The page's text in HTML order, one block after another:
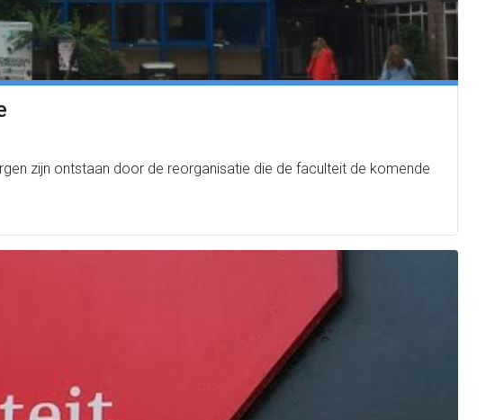
zijn ontstaan door de reorganisatie die de faculteit de komende